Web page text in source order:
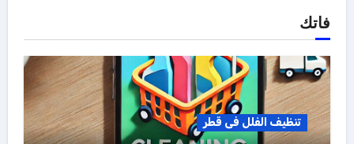
فاتك
تنظيف الفلل فى قطر